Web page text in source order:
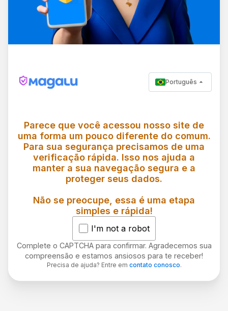
Português
Parece que você acessou nosso site de
uma forma um pouco diferente do comum.
Para sua segurança precisamos de uma
verificação rápida. Isso nos ajuda a
manter a sua navegação segura e a
proteger seus dados.
Não se preocupe, essa é uma etapa
simples e rápida!
I'm not a robot
Complete o CAPTCHA para confirmar. Agradecemos sua
compreensão e estamos ansiosos para te receber!
Precisa de ajuda? Entre em contato conosco.